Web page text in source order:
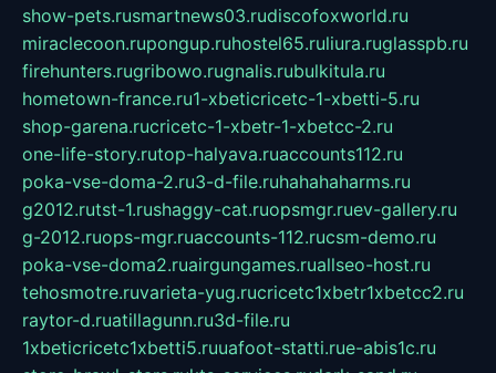
show-pets.rusmartnews03.rudiscofoxworld.ru
miraclecoon.rupongup.ruhostel65.ruliura.ruglasspb.ru
firehunters.rugribowo.rugnalis.rubulkitula.ru
hometown-france.ru1-xbeticricetc-1-xbetti-5.ru
shop-garena.rucricetc-1-xbetr-1-xbetcc-2.ru
one-life-story.rutop-halyava.ruaccounts112.ru
poka-vse-doma-2.ru3-d-file.ruhahahaharms.ru
g2012.rutst-1.rushaggy-cat.ruopsmgr.ruev-gallery.ru
g-2012.ruops-mgr.ruaccounts-112.rucsm-demo.ru
poka-vse-doma2.ruairgungames.ruallseo-host.ru
tehosmotre.ruvarieta-yug.rucricetc1xbetr1xbetcc2.ru
raytor-d.ruatillagunn.ru3d-file.ru
1xbeticricetc1xbetti5.ruuafoot-statti.rue-abis1c.ru